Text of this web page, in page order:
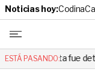
Noticias hoy:Codina
ESTÁ PASANDO:
detenido tras casi